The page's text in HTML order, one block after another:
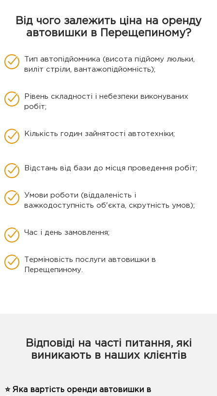
Від чого залежить ціна на оренду
автовишки в Перещепиному?
Тип автопідйомника (висота підйому люльки,
виліт стріли, вантажопідйомність);
Рівень складності і небезпеки виконуваних
робіт;
Кількість годин зайнятості автотехніки;
Відстань від бази до місця проведення робіт;
Умови роботи (віддаленість і
важкодоступність об'єкта, скрутність умов);
Час і день замовлення;
Терміновість послуги автовишки в
Перещепиному.
Відповіді на часті питання, які
виникають в наших клієнтів
⭐️ Яка вартість оренди автовишки в